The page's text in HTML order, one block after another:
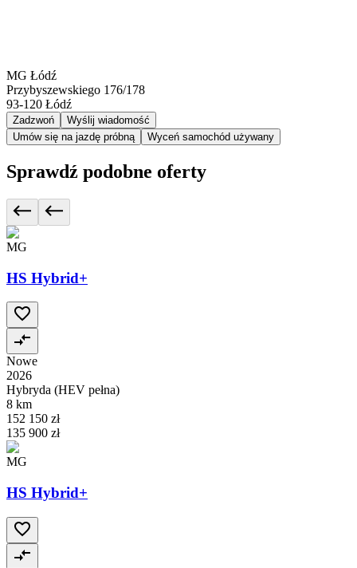
MG Łódź
Przybyszewskiego 176/178
93-120 Łódź
Zadzwoń
Wyślij wiadomość
Umów się na jazdę próbną
Wyceń samochód używany
Sprawdź podobne oferty
MG
HS Hybrid+
Nowe
2026
Hybryda (HEV pełna)
8 km
152 150 zł
135 900 zł
MG
HS Hybrid+